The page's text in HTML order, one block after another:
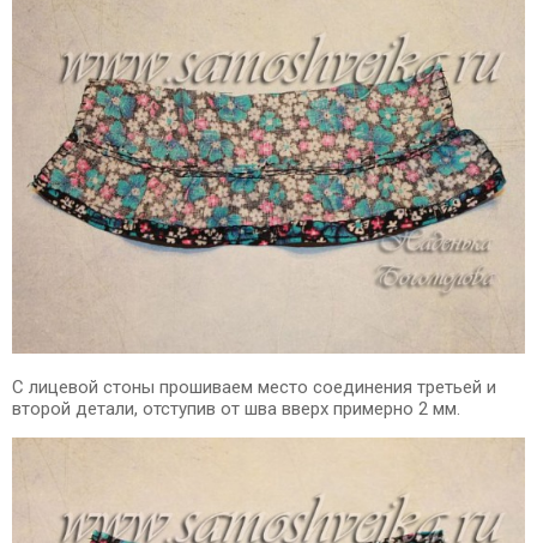
С лицевой стоны прошиваем место соединения третьей и
второй детали, отступив от шва вверх примерно 2 мм.